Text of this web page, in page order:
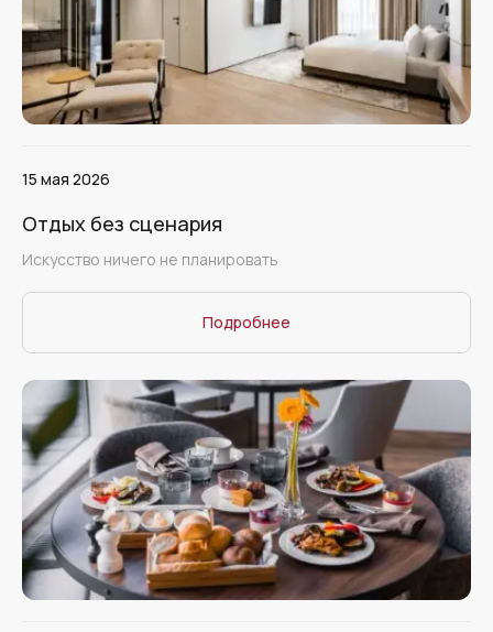
15 мая 2026
Отдых без сценария
Искусство ничего не планировать
Подробнее